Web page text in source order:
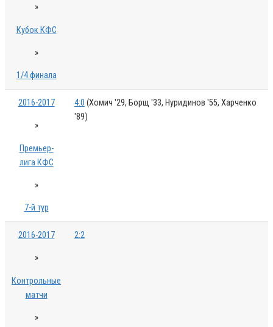
»
Кубок КФС
»
1/4 финала
2016-2017
»
Премьер-
лига КФС
»
7-й тур
4:0 (Хомич '29, Борщ '33, Нуридинов '55, Харченко
'89)
2016-2017
»
Контрольные
матчи
»
2:2